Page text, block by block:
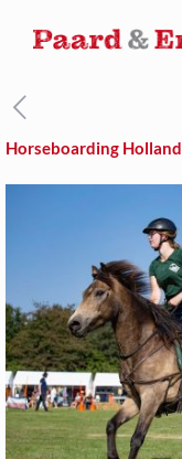
Horseboarding Holland